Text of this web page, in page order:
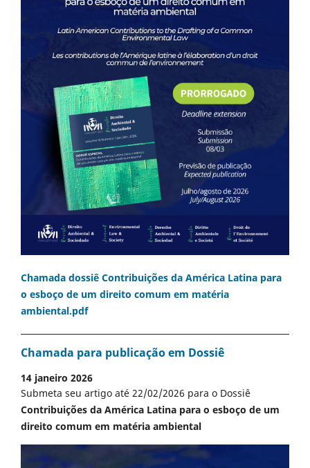
Chamada dossiê Contribuições da América Latina para
o esboço de um direito comum em matéria
ambiental.pdf
Chamada para publicação em Dossiê
14 janeiro 2026
Submeta seu artigo até 22/02/2026 para o Dossiê
Contribuições da América Latina para o esboço de um
direito comum em matéria ambiental